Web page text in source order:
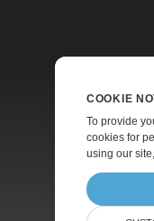
Pricing
Paid Support
About
COOKIE
To provide
cookies for
using our